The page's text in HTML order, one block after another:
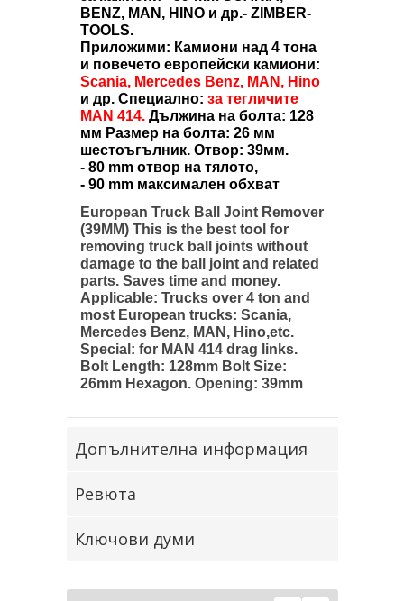
BENZ, MAN, HINO и др.- ZIMBER-
TOOLS.
Приложими: Камиони над 4 тона
и повечето европейски камиони:
Scania, Mercedes Benz, MAN, Hino
и др. Специално: за тегличите
MAN 414.Дължина на болта: 128
мм Размер на болта: 26 мм
шестоъгълник. Отвор: 39мм.
- 80 mm отвор на тялото,
- 90 mm максимален обхват
European Truck Ball Joint Remover
(39MM) This is the best tool for
removing truck ball joints without
damage to the ball joint and related
parts. Saves time and money.
Applicable: Trucks over 4 ton and
most European trucks: Scania,
Mercedes Benz, MAN, Hino,etc.
Special: for MAN 414 drag links.
Bolt Length: 128mm Bolt Size:
26mm Hexagon. Opening: 39mm
Допълнителна информация
Ревюта
Ключови думи